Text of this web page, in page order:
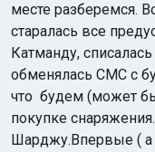
месте разберемся.
старалась все
Катманду,
обменялась СМС с
что будем (может
покупке
Шарджу.Впервые ( а